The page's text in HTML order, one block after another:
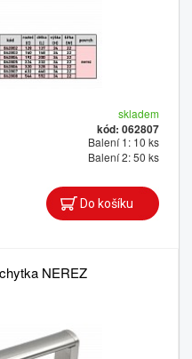
skladem
kód: 062807
Balení 1: 10 ks
Balení 2: 50 ks
NEREZ